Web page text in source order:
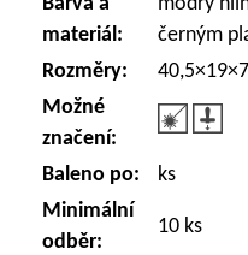
materiál:
černým
Rozměry:
Možné
značení:
Baleno po:
ks
Minimální
odběr:
10 ks